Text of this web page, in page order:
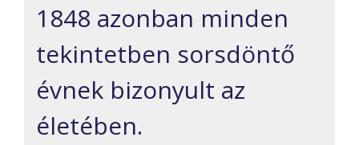
1848 azonban minden
tekintetben sorsdöntő
évnek bizonyult az
életében.